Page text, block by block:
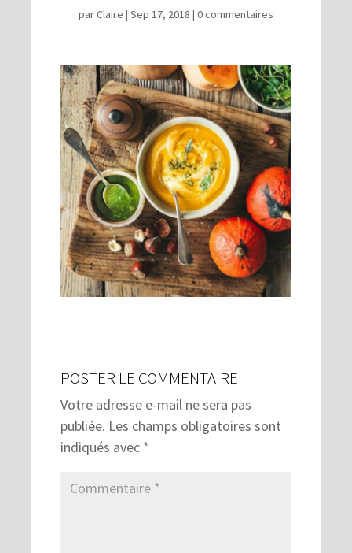
parClaire | Sep 17, 2018 | 0 commentaires
POSTER LE COMMENTAIRE
Votre adresse e-mail ne sera pas
publiée. Les champs obligatoires sont
indiqués avec *